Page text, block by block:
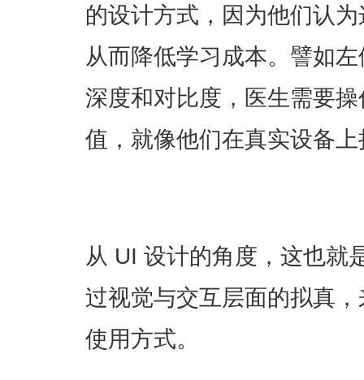
的设计方式，因为他们认
从而降低学习成本。譬如
深度和对比度，医生需要
值，就像他们在真实设备
从 UI 设计的角度，这也就
过视觉与交互层面的拟真
使用方式。